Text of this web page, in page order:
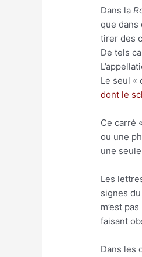
Dans la
que dans
tirer des
De tels
Le seul «
dont le
Ce carré
ou une
une
Les
signes
m’est
faisant
Dans les